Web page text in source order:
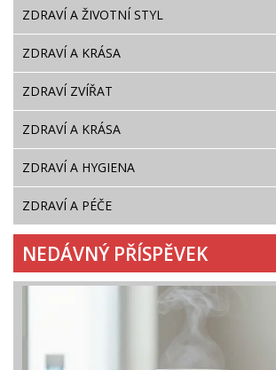
ZDRAVÍ A ŽIVOTNÍ STYL
ZDRAVÍ A KRÁSA
ZDRAVÍ ZVÍŘAT
ZDRAVÍ A KRÁSA
ZDRAVÍ A HYGIENA
ZDRAVÍ A PÉČE
NEDÁVNÝ PŘÍSPĚVEK